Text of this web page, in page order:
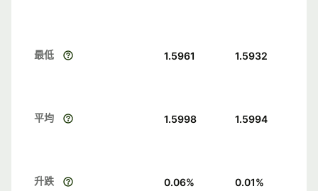
最低 1.5961 1.5932
平均 1.5998 1.5994
升跌 0.06% 0.01%